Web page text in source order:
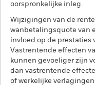
oorspronkelijke inleg.
Wijzigingen van de
wanbetalingsquote van
invloed op de prestaties
Vastrentende effecten
kunnen gevoeliger zijn
dan vastrentende
of werkelijke